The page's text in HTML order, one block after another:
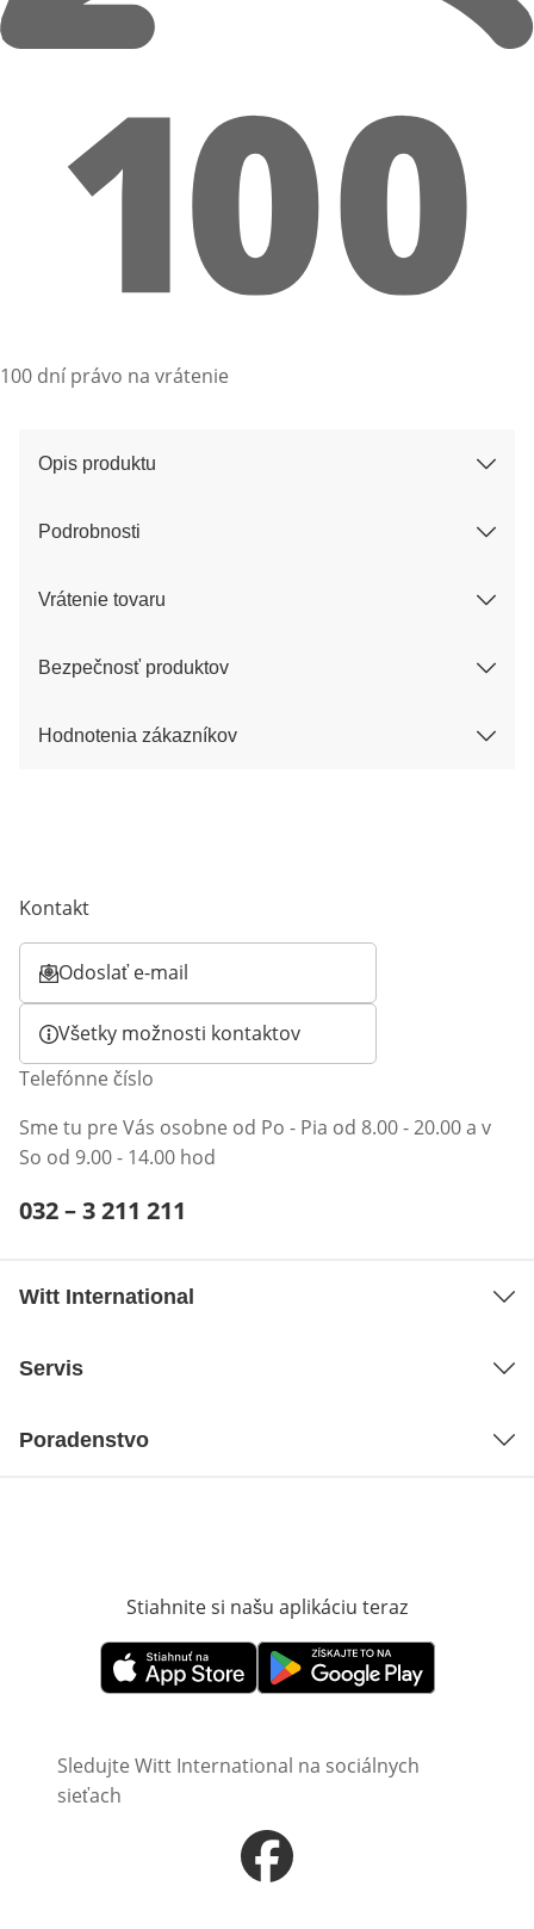
100 dní právo na vrátenie
Opis produktu
Podrobnosti
Vrátenie tovaru
Bezpečnosť produktov
Hodnotenia zákazníkov
Kontakt
Odoslať e-mail
Otvorí e-mailového klienta
Všetky možnosti kontaktov
Telefónne číslo
Sme tu pre Vás osobne od Po - Pia od 8.00 - 20.00 a v
So od 9.00 - 14.00 hod
Telefónne číslo:
032 – 3 211 211
Witt International
Servis
Poradenstvo
Stiahnite si našu aplikáciu teraz
Otvorí sa vnovom okneOtvorí sa vnovom okne
Sledujte Witt International na sociálnych
sieťach
Otvorí sa vnovom okne